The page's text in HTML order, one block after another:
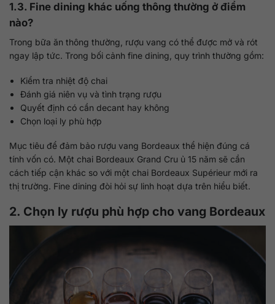
1.3. Fine dining khác uống thông thường ở điểm
nào?
Trong bữa ăn thông thường, rượu vang có thể được mở và rót
ngay lập tức. Trong bối cảnh fine dining, quy trình thường gồm:
Kiểm tra nhiệt độ chai
Đánh giá niên vụ và tình trạng rượu
Quyết định có cần decant hay không
Chọn loại ly phù hợp
Mục tiêu để đảm bảo rượu vang Bordeaux thể hiện đúng cá
tính vốn có. Một chai Bordeaux Grand Cru ủ 15 năm sẽ cần
cách tiếp cận khác so với một chai Bordeaux Supérieur mới ra
thị trường. Fine dining đòi hỏi sự linh hoạt dựa trên hiểu biết.
2. Chọn ly rượu phù hợp cho vang Bordeaux